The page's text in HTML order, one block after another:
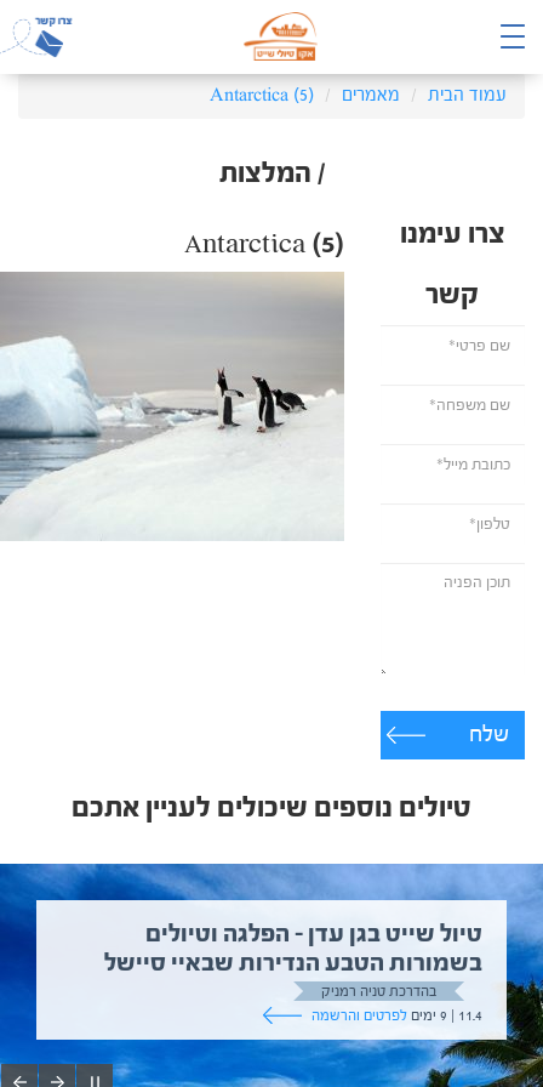
עמוד הבית מאמרים Antarctica (5)
/ המלצות
צרו עימנו
קשר
שלח
Antarctica (5)
טיולים נוספים שיכולים לעניין אתכם
טיול שייט בגן עדן – הפלגה וטיולים
בשמורות הטבע הנדירות שבאיי סיישל
בהדרכת טניה רמניק
11.4 | 9 ימים
לפרטים והרשמה